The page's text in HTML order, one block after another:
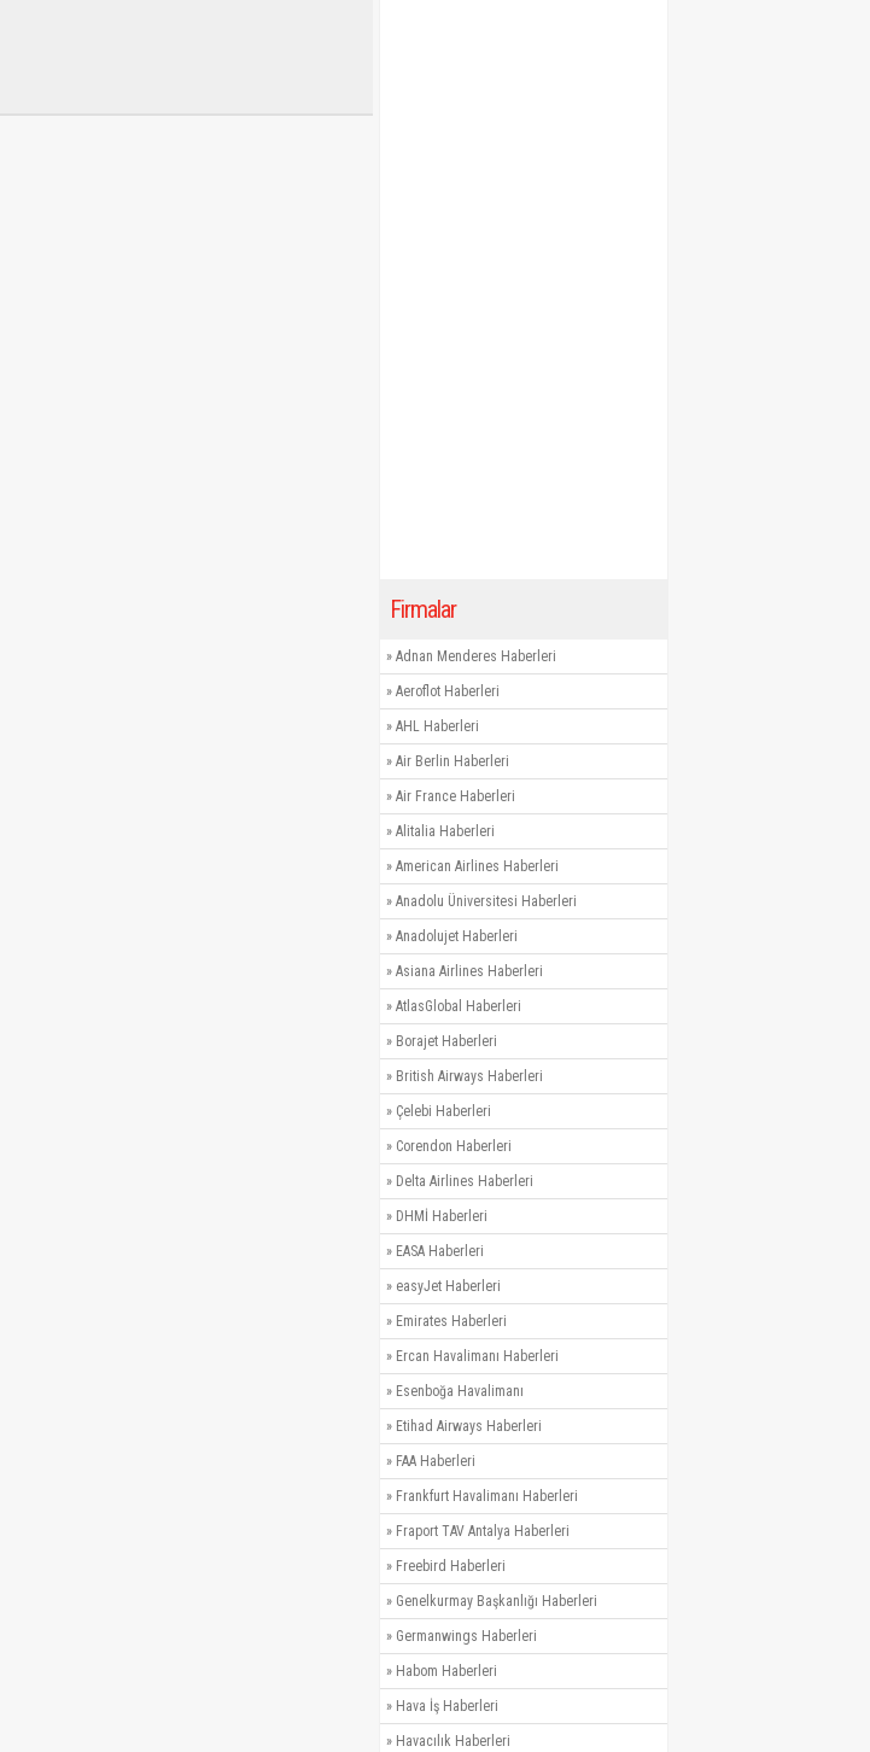
Firmalar
» Adnan Menderes Haberleri
» Aeroflot Haberleri
» AHL Haberleri
» Air Berlin Haberleri
» Air France Haberleri
» Alitalia Haberleri
» American Airlines Haberleri
» Anadolu Üniversitesi Haberleri
» Anadolujet Haberleri
» Asiana Airlines Haberleri
» AtlasGlobal Haberleri
» Borajet Haberleri
» British Airways Haberleri
» Çelebi Haberleri
» Corendon Haberleri
» Delta Airlines Haberleri
» DHMİ Haberleri
» EASA Haberleri
» easyJet Haberleri
» Emirates Haberleri
» Ercan Havalimanı Haberleri
» Esenboğa Havalimanı
» Etihad Airways Haberleri
» FAA Haberleri
» Frankfurt Havalimanı Haberleri
» Fraport TAV Antalya Haberleri
» Freebird Haberleri
» Genelkurmay Başkanlığı Haberleri
» Germanwings Haberleri
» Habom Haberleri
» Hava İş Haberleri
» Havacılık Haberleri